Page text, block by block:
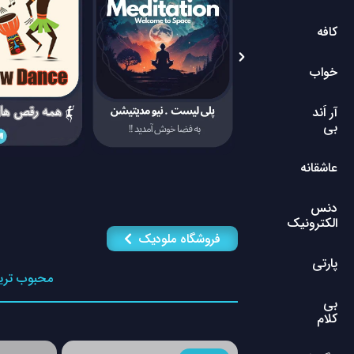
کافه
خواب
آر اَند
بی
عاشقانه
دنس
الکترونیک
پارتی
بی
کلام
فروشگاه ملودیک
محبوب